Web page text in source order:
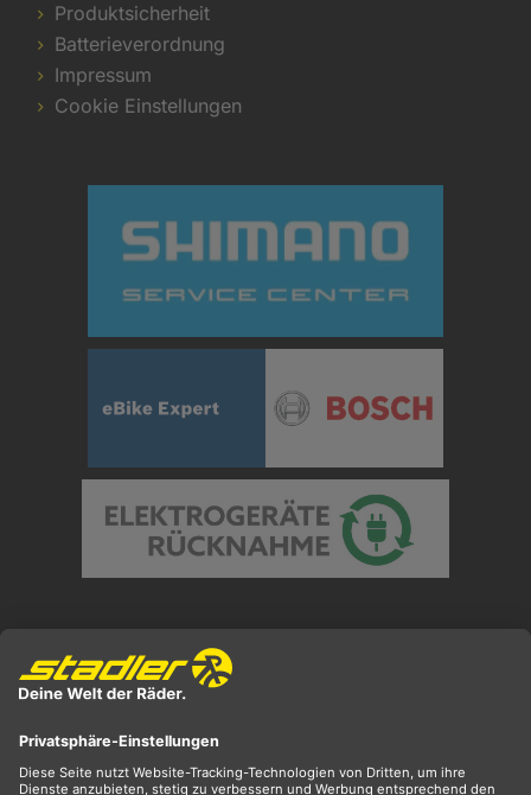
Produktsicherheit
Batterieverordnung
Impressum
Cookie Einstellungen